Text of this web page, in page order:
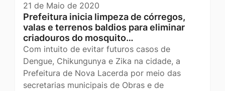
21 de Maio de 2020
Prefeitura inicia limpeza de córregos,
valas e terrenos baldios para eliminar
criadouros do mosquito…
Com intuito de evitar futuros casos de
Dengue, Chikungunya e Zika na cidade, a
Prefeitura de Nova Lacerda por meio das
secretarias municipais de Obras e de